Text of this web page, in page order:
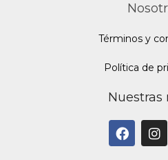
Términos y
Política de
Nuestras